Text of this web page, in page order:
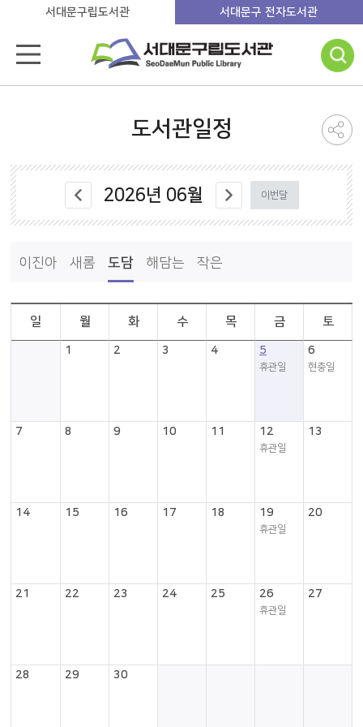
서대문구립도서관 서대문구 전자도서관
도서관일정
2026년 06월 이번달
이진아 새롬 도담 해담는 작은
일 월 화 수 목 금 토
1 2 3 4 5
휴관일
6
현충일
7 8 9 10 11 12
휴관일
13
14 15 16 17 18 19
휴관일
20
21 22 23 24 25 26
휴관일
27
28 29 30